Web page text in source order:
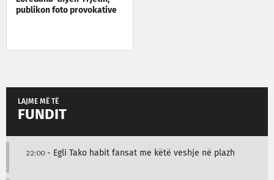
publikon foto provokative
LAJME MË TË
FUNDIT
22:00- Egli Tako habit fansat me këtë veshje në plazh